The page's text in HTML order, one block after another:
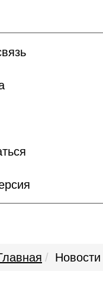
Новости